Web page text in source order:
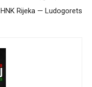
HNK Rijeka — Ludogorets